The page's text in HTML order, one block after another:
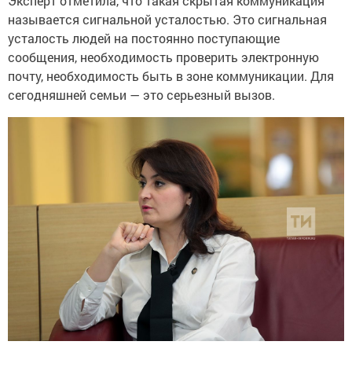
называется сигнальной усталостью. Это сигнальная
усталость людей на постоянно поступающие
сообщения, необходимость проверить электронную
почту, необходимость быть в зоне коммуникации. Для
сегодняшней семьи — это серьезный вызов.